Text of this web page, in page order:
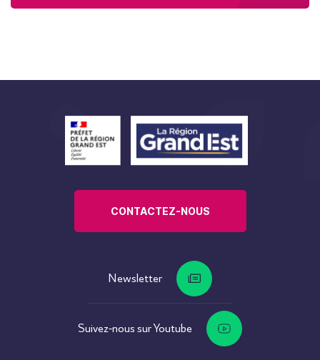
CONTACTEZ-NOUS
Newsletter
Suivez-nous sur Youtube